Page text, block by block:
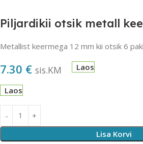
Piljardikii otsik metall
Metallist keermega 12 mm kii otsik 6
7.30 € sis.KM Laos
Laos
Lisa Korvi